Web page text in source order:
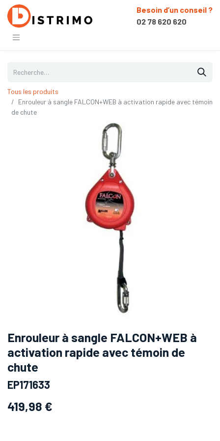
Besoin d’un conseil ?
02 78 620 620
Tous les produits
Enrouleur à sangle FALCON+WEB à activation rapide avec témoin
de chute
Enrouleur à sangle FALCON+WEB à
activation rapide avec témoin de
chute
EP171633
419,98 €